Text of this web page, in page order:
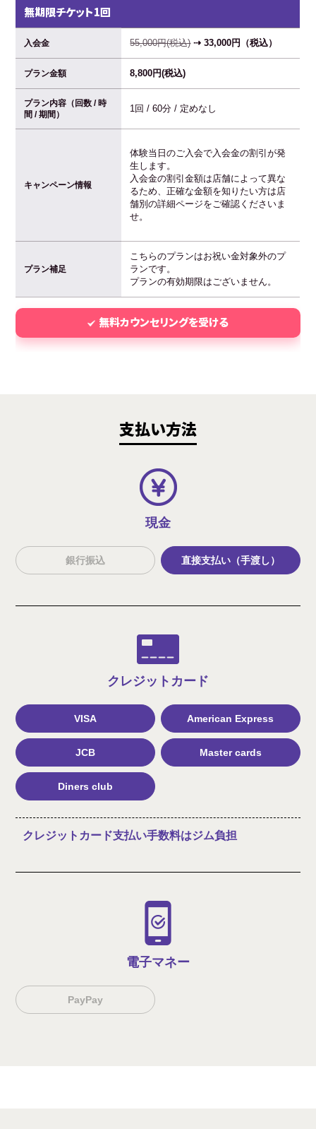
無期限チケット1回
入会金 55,000円(税込)⇢ 33,000円（税込）
プラン金額 8,800円(税込)
プラン内容（回数 / 時
間 / 期間）
1回 / 60分 / 定めなし
キャンペーン情報
体験当日のご入会で入会金の割引が発
生します。
入会金の割引金額は店舗によって異な
るため、正確な金額を知りたい方は店
舗別の詳細ページをご確認くださいま
せ。
プラン補足
こちらのプランはお祝い金対象外のプ
ランです。
プランの有効期限はございません。
無料カウンセリングを受ける
支払い方法
現金
銀行振込 直接支払い（手渡し）
クレジット カード
VISA American Express
JCB Master cards
Diners club
クレジットカード支払い手数料はジム負担
電子マネー
PayPay